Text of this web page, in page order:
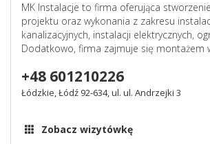
MK Instalacje to firma oferująca
projektu oraz wykonania z zakresu
kanalizacyjnych, instalacji elektrycznych,
Dodatkowo, firma zajmuje się montażem
+48 601210226
Łódzkie, Łódź 92-634, ul. ul. Andrzejki 3
Zobacz wizytówkę